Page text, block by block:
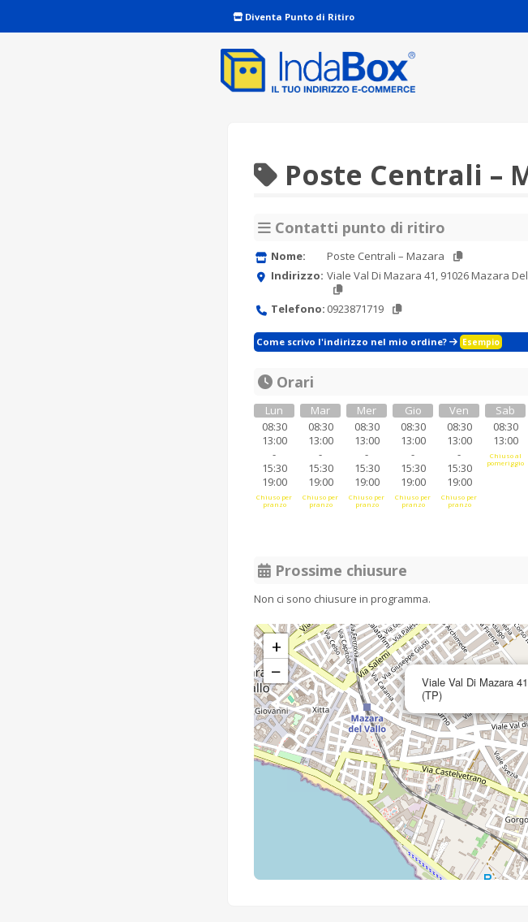
Diventa Punto di Ritiro
Poste Centrali –
Contatti punto di ritiro
Nome:
Poste Centrali – Mazara
Indirizzo: Viale Val Di Mazara 41, 91026 Mazara
Telefono: 0923871719
Come scrivo l'indirizzo nel mio ordine? Esempio
Orari
Lun
08:30
13:00
-
15:30
19:00
Chiuso per
pranzo
Mar
08:30
13:00
-
15:30
19:00
Chiuso per
pranzo
Mer
08:30
13:00
-
15:30
19:00
Chiuso per
pranzo
Gio
08:30
13:00
-
15:30
19:00
Chiuso per
pranzo
Ven
08:30
13:00
-
15:30
19:00
Chiuso per
pranzo
Sab
08:30
13:00
Chiuso al
pomeriggio
Prossime chiusure
Non ci sono chiusure in programma.
Viale Val Di Mazara
(TP)
+
−